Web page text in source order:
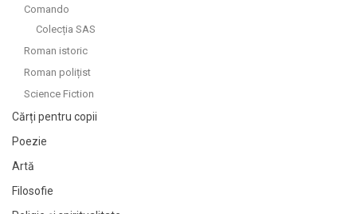
Comando
Colecția SAS
Roman istoric
Roman polițist
Science Fiction
Cărți pentru copii
Poezie
Artă
Filosofie